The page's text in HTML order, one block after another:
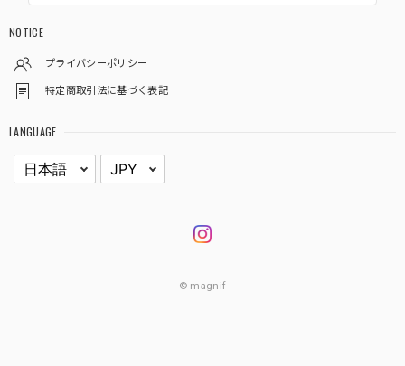
NOTICE
プライバシーポリシー
特定商取引法に基づく表記
LANGUAGE
© magnif